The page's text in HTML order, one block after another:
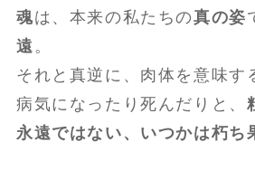
魂は、本来の私たちの真の姿
遠 。
それと真逆に、肉体を意味す
病気になったり死んだりと、
永遠ではない、いつかは朽ち